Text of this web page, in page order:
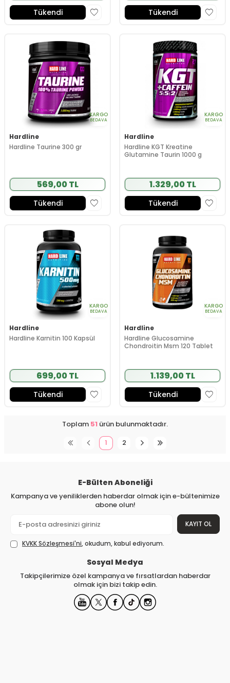
Tükendi Tükendi
KARGO
BEDAVA
Hardline
Hardline Taurine 300 gr
569,00 TL
Tükendi
KARGO
BEDAVA
Hardline
Hardline KGT Kreatine
Glutamine Taurin 1000 g
1.329,00 TL
Tükendi
KARGO
BEDAVA
Hardline
Hardline Karnitin 100 Kapsül
699,00 TL
Tükendi
KARGO
BEDAVA
Hardline
Hardline Glucosamine
Chondroitin Msm 120 Tablet
1.139,00 TL
Tükendi
Toplam 51 ürün bulunmaktadır.
1
2
E-Bülten Aboneliği
Kampanya ve yeniliklerden haberdar olmak için e-bültenimize
abone olun!
KAYIT OL
KVKK Sözleşmesi'ni, okudum, kabul ediyorum.
Sosyal Medya
Takipçilerimize özel kampanya ve fırsatlardan haberdar
olmak için bizi takip edin.